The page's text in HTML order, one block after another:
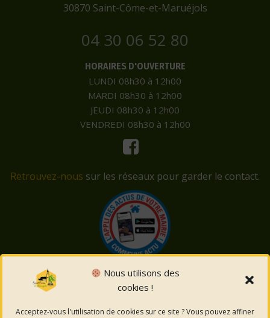
Nous utilisons des
cookies !
Acceptez-vous l'utilisation de cookies sur ce site ? Vous pouvez affiner
​30870 Saint-Côme-et-Maruéjols
04 30 06 52 80
HORAIRES D'OUVERTURE
LUNDI 08h30 à 12h00
MARDI 08h30 à 12h00
JEUDI 08h30 à 12h00
VENDREDI 08h30 à 12h00
Retrouvez-nous sur les réseaux pour garder le contact.
© 2026 Saint-Côme-et-Maruéjols. Un service proposé